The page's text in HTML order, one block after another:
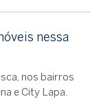
nessa
nos bairros
e City Lapa.